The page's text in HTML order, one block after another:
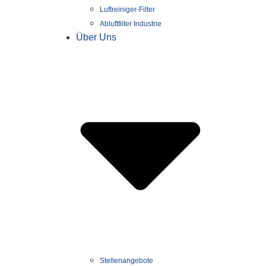
Luftreiniger-Filter
Abluftfilter Industrie
Über Uns
Stellenangebote